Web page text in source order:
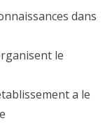
dans
le
a le